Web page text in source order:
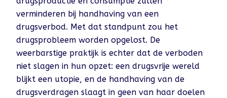
verminderen bij handhaving van een
drugsverbod. Met dat standpunt zou het
drugsprobleem worden opgelost. De
weerbarstige praktijk is echter dat de verboden
niet slagen in hun opzet: een drugsvrije wereld
blijkt een utopie, en de handhaving van de
drugsverdragen slaagt in geen van haar doelen